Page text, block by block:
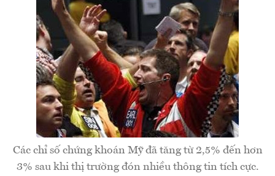
Các chỉ số chứng khoán Mỹ đã tăng từ 2,5% đến hơn
3% sau khi thị trường đón nhiều thông tin tích cực.